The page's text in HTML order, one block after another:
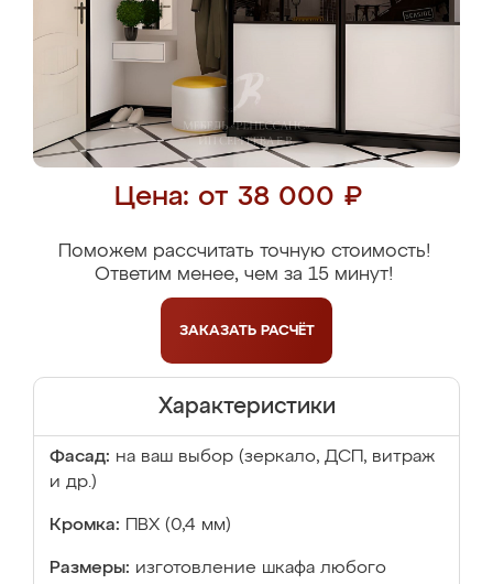
Цена: от 38 000 ₽
Поможем рассчитать точную стоимость!
Ответим менее, чем за 15 минут!
ЗАКАЗАТЬ РАСЧЁТ
Характеристики
Фасад: на ваш выбор (зеркало, ДСП, витраж
и др.)
Кромка: ПВХ (0,4 мм)
Размеры: изготовление шкафа любого